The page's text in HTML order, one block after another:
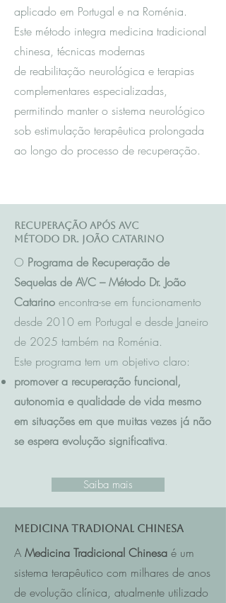
aplicado em Portugal e na Roménia.
Este método integra medicina tradicional
chinesa, técnicas modernas
de reabilitação neurológica e terapias
complementares especializadas,
permitindo manter o sistema neurológico
sob estimulação terapêutica prolongada
ao longo do processo de recuperação.
Recuperação após AVC
Método Dr. João Catarino
O Programa de Recuperação de
Sequelas de AVC – Método Dr. João
Catarino encontra-se em funcionamento
desde 2010 em Portugal e desde Janeiro
de 2025 também na Roménia.
Este programa tem um objetivo claro:
promover a recuperação funcional,
autonomia e qualidade de vida mesmo
em situações em que muitas vezes já não
se espera evolução significativa.
Saiba mais
Medicina Tradional Chinesa
A Medicina Tradicional Chinesa é um
sistema terapêutico com milhares de anos
de evolução clínica, atualmente utilizado